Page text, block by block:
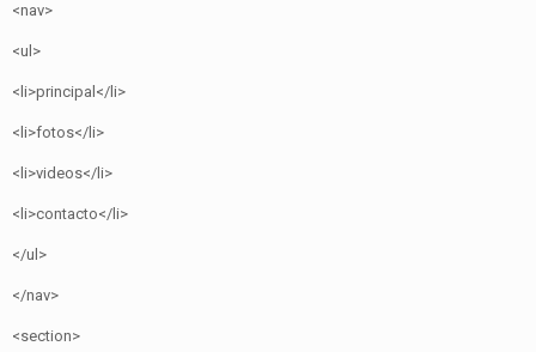
<nav>
<ul>
<li>principal</li>
<li>fotos</li>
<li>videos</li>
<li>contacto</li>
</ul>
</nav>
<section>